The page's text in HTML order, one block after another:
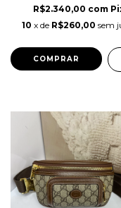
R$2.340,00 com
10 x de R$260,00 sem